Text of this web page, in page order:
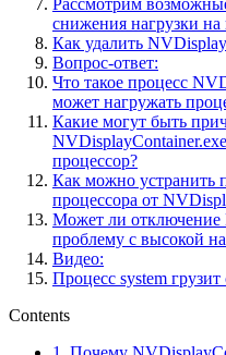
снижения нагрузки на
Как удалить
Вопрос-ответ:
Что такое процесс
может нагружать
Какие могут быть
процессор?
Как можно устранить
процессора от
Может ли отключение
проблему с высокой
Видео:
Процесс system
Contents